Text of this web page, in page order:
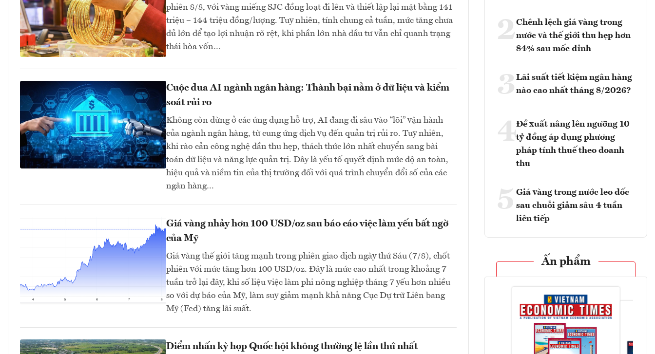
phiên 8/8, với vàng miếng SJC đồng loạt đi lên và thiết lập lại mặt bằng 141
triệu – 144 triệu đồng/lượng. Tuy nhiên, tính chung cả tuần, mức tăng chưa
đủ lớn để tạo lợi nhuận rõ rệt, khi phần lớn nhà đầu tư vẫn chỉ quanh trạng
thái hòa vốn…
Cuộc đua AI ngành ngân hàng: Thành bại nằm ở dữ liệu và kiểm
soát rủi ro
Không còn dừng ở các ứng dụng hỗ trợ, AI đang đi sâu vào “lõi” vận hành
của ngành ngân hàng, từ cung ứng dịch vụ đến quản trị rủi ro. Tuy nhiên,
khi rào cản công nghệ dần thu hẹp, thách thức lớn nhất chuyển sang bài
toán dữ liệu và năng lực quản trị. Đây là yếu tố quyết định mức độ an toàn,
hiệu quả và niềm tin của thị trường đối với quá trình chuyển đổi số của các
ngân hàng…
Giá vàng nhảy hơn 100 USD/oz sau báo cáo việc làm yếu bất ngờ
của Mỹ
Giá vàng thế giới tăng mạnh trong phiên giao dịch ngày thứ Sáu (7/8), chốt
phiên với mức tăng hơn 100 USD/oz. Đây là mức cao nhất trong khoảng 7
tuần trở lại đây, khi số liệu việc làm phi nông nghiệp tháng 7 yếu hơn nhiều
so với dự báo của Mỹ, làm suy giảm mạnh khả năng Cục Dự trữ Liên bang
Mỹ (Fed) tăng lãi suất.
Điểm nhấn kỳ họp Quốc hội không thường lệ lần thứ nhất
2Chênh lệch giá vàng trong
nước và thế giới thu hẹp hơn
84% sau mốc đỉnh
3 Lãi suất tiết kiệm ngân hàng
nào cao nhất tháng 8/2026?
4Đề xuất nâng lên ngưỡng 10
tỷ đồng áp dụng phương
pháp tính thuế theo doanh
thu
5 Giá vàng trong nước leo dốc
sau chuỗi giảm sâu 4 tuần
liên tiếp
Ấn phẩm